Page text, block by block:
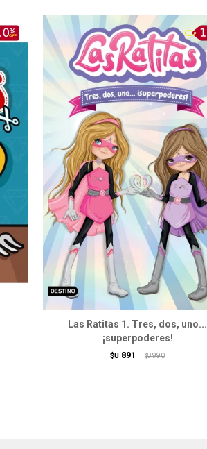
Las Ratitas 1. Tres, dos, uno...
¡superpoderes!
$U 891 $U 990